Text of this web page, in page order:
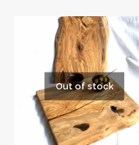
Out of stock